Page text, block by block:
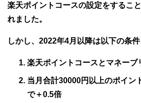
楽天ポイントコースの設定をするこ
れました。
しかし、2022年4月以降は以下の条件
楽天ポイントコースとマネーブ
当月合計30000円以上のポイン
で＋0.5倍